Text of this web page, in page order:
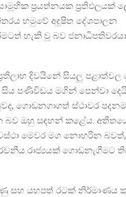
ප්‍රයත්නයක ප්‍රතිඵලයක්
හමුවේ අදූෂිත දේශපාලන
හැකි වූ බව
දිවයිනේ සියලු
සිය පණිවිඩය මගින් පෙන්වා
ගොඩනගාගත් ස්ථාවර
බව ඔහු සඳහන් කළේය.
මෙවර මග නොහරින බවත්,
රාජ්‍යයක් ගොඩනැගීමට
සහ යහපත් රටක් නිර්මාණය